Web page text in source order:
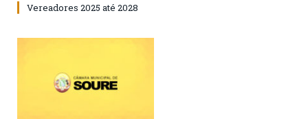
Vereadores 2025 até 2028